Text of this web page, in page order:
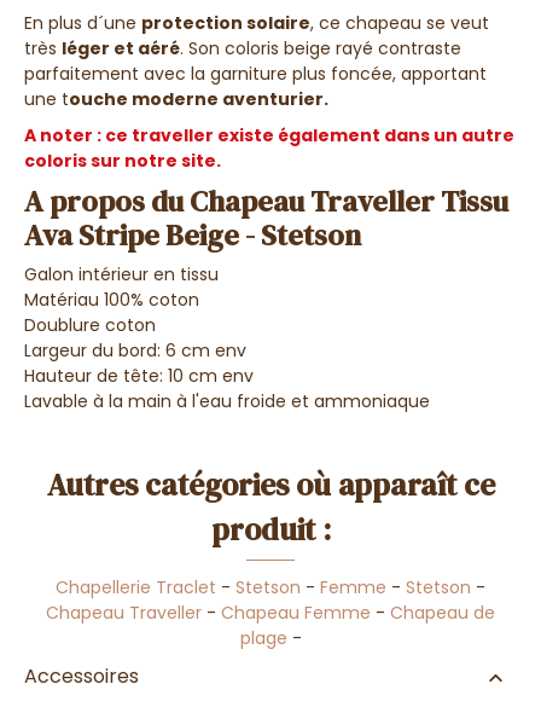
En plus d´une protection solaire, ce chapeau se veut
très léger et aéré. Son coloris beige rayé contraste
parfaitement avec la garniture plus foncée, apportant
une touche moderne aventurier.
A noter : ce traveller existe également dans un autre
coloris sur notre site.
A propos du Chapeau Traveller Tissu
Ava Stripe Beige - Stetson
Galon intérieur en tissu
Matériau 100% coton
Doublure coton
Largeur du bord: 6 cm env
Hauteur de tête: 10 cm env
Lavable à la main à l'eau froide et ammoniaque
Autres catégories où apparaît ce
produit :
Chapellerie Traclet - Stetson - Femme - Stetson -
Chapeau Traveller - Chapeau Femme - Chapeau de
plage -
Accessoires